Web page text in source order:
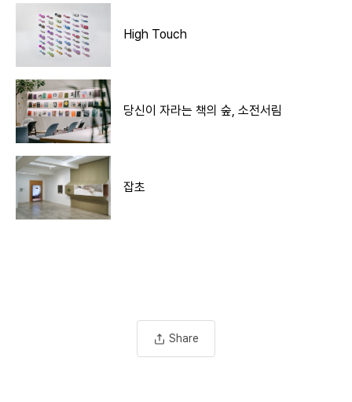
High Touch
당신이 자라는 책의 숲, 소전서림
잡초
Share